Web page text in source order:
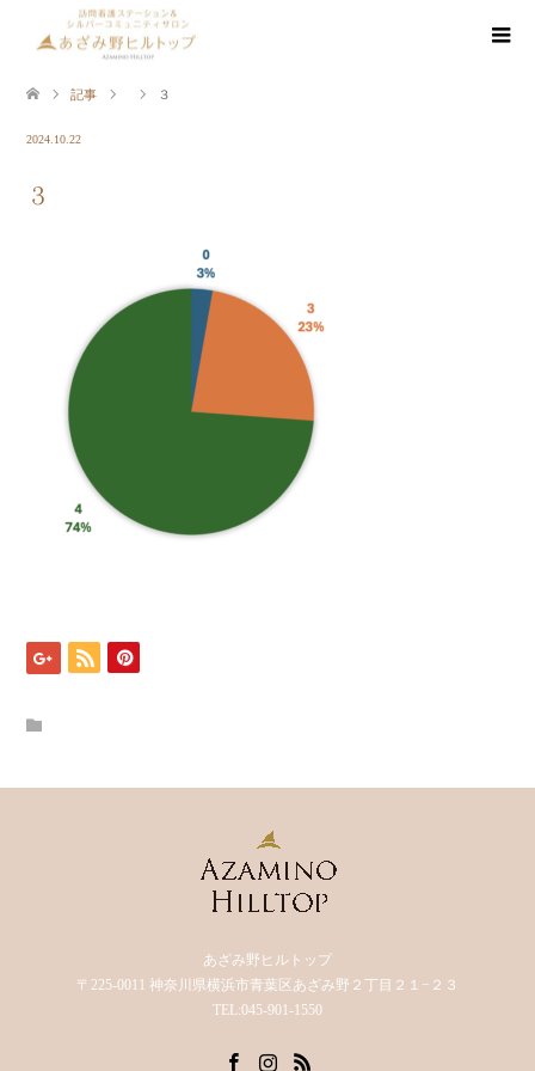
記事 ３
2024.10.22
３
あざみ野ヒルトップ
〒225-0011 神奈川県横浜市青葉区あざみ野２丁目２１−２３
TEL:045-901-1550